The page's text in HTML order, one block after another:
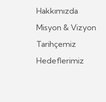
Hakkımızda
Misyon & Vizyon
Tarihçemiz
Hedeflerimiz